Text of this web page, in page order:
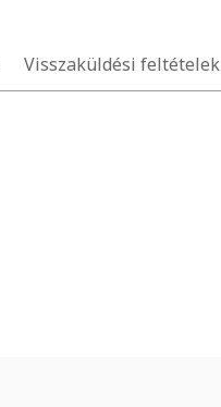
Visszaküldési feltételek